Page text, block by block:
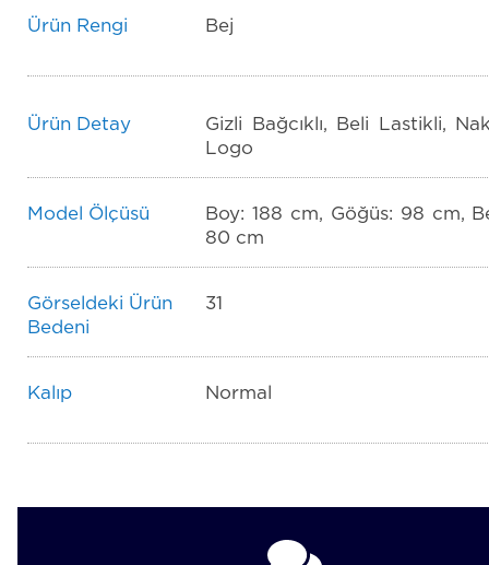
Ürün Rengi Bej
Ürün Detay
Gizli Bağcıklı, Beli Lastikli,
Logo
Model Ölçüsü
Boy: 188 cm, Göğüs: 98 cm,
80 cm
Görseldeki Ürün
Bedeni
31
Kalıp Normal